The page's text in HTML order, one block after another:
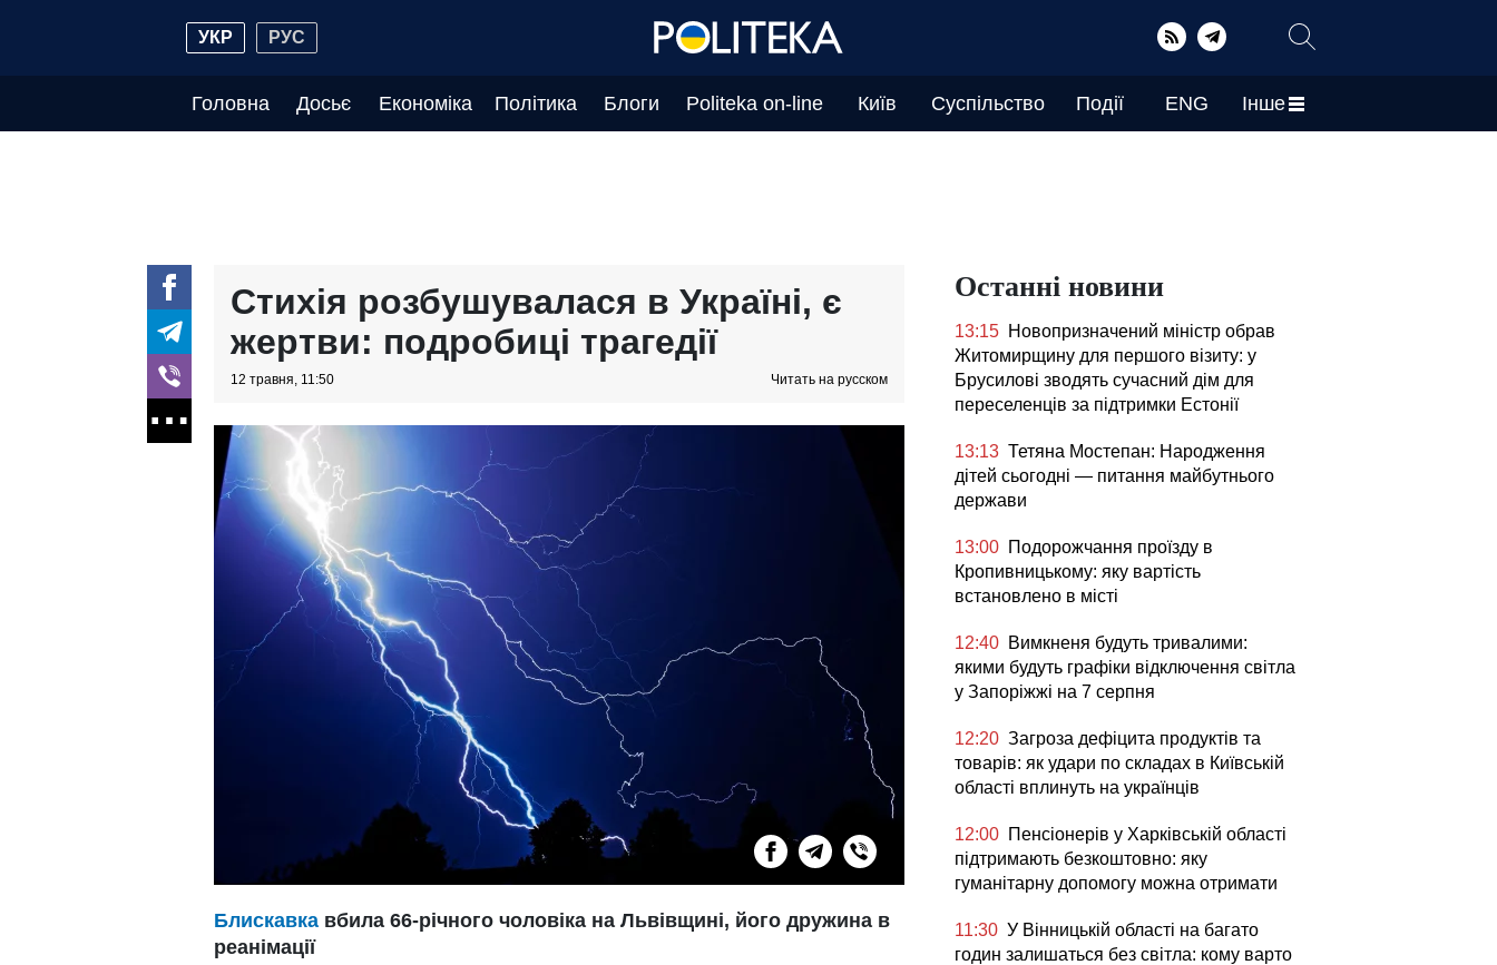
УКР РУС
Головна Досьє Економіка Політика Блоги Politeka on-line Київ Суспільство Події ENG Інше
Стихія розбушувалася в Україні, є
жертви: подробиці трагедії
12 травня, 11:50 Читать на русском
Блискавка вбила 66-річного чоловіка на Львівщині, його дружина в
реанімації
Останні новини
13:15 Новопризначений міністр обрав
Житомирщину для першого візиту: у
Брусилові зводять сучасний дім для
переселенців за підтримки Естонії
13:13 Тетяна Мостепан: Народження
дітей сьогодні — питання майбутнього
держави
13:00 Подорожчання проїзду в
Кропивницькому: яку вартість
встановлено в місті
12:40 Вимкненя будуть тривалими:
якими будуть графіки відключення світла
у Запоріжжі на 7 серпня
12:20 Загроза дефіцита продуктів та
товарів: як удари по складах в Київській
області вплинуть на українців
12:00 Пенсіонерів у Харківській області
підтримають безкоштовно: яку
гуманітарну допомогу можна отримати
11:30 У Вінницькій області на багато
годин залишаться без світла: кому варто